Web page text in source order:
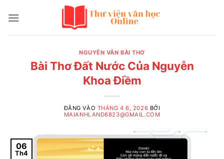
qua
NGUYÊN VĂN BÀI THƠ
Bài Thơ Đất Nước Của Nguyễn
Khoa Điềm
ĐĂNG VÀO THÁNG 4 6, 2026 BỞI
MAIANHLAND6823@GMAIL.COM
06
Th4